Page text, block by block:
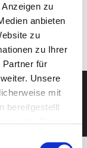
zu
anbieten
zu
zu Ihrer
Partner für
Unsere
mit
bereitgestellt